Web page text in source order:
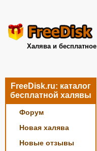
Халява и бесплатное
FreeDisk.ru: каталог
бесплатной халявы
Форум
Новая халява
Новые отзывы